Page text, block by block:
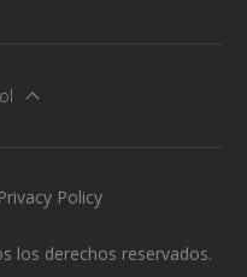
los derechos reservados.
Privacy Policy